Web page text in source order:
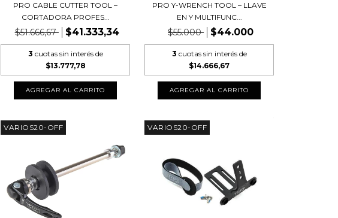
PRO CABLE CUTTER TOOL –
CORTADORA PROFES...
$51.666,67 $41.333,34
3 cuotas sin interés de
$13.777,78
PRO Y-WRENCH TOOL – LLAVE
EN Y MULTIFUNC...
$55.000 $44.000
3 cuotas sin interés de
$14.666,67
VARIOS20-OFF VARIOS20-OFF